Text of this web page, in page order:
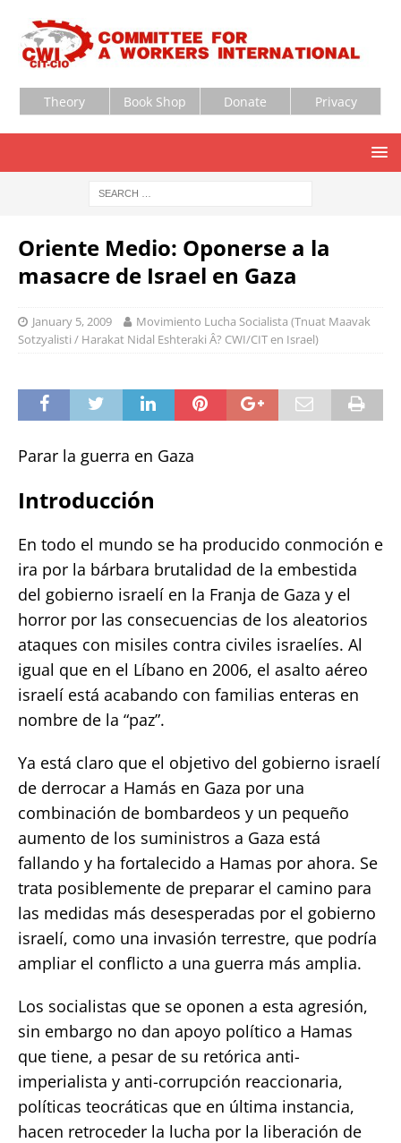
Theory Book Shop Donate Privacy
Oriente Medio: Oponerse a la
masacre de Israel en Gaza
January 5, 2009
Movimiento Lucha Socialista (Tnuat Maavak
Sotzyalisti / Harakat Nidal Eshteraki Â? CWI/CIT en Israel)
Parar la guerra en Gaza
Introducción
En todo el mundo se ha producido conmoción e
ira por la bárbara brutalidad de la embestida
del gobierno israelí en la Franja de Gaza y el
horror por las consecuencias de los aleatorios
ataques con misiles contra civiles israelíes. Al
igual que en el Líbano en 2006, el asalto aéreo
israelí está acabando con familias enteras en
nombre de la “paz”.
Ya está claro que el objetivo del gobierno israelí
de derrocar a Hamás en Gaza por una
combinación de bombardeos y un pequeño
aumento de los suministros a Gaza está
fallando y ha fortalecido a Hamas por ahora. Se
trata posiblemente de preparar el camino para
las medidas más desesperadas por el gobierno
israelí, como una invasión terrestre, que podría
ampliar el conflicto a una guerra más amplia.
Los socialistas que se oponen a esta agresión,
sin embargo no dan apoyo político a Hamas
que tiene, a pesar de su retórica anti-
imperialista y anti-corrupción reaccionaria,
políticas teocráticas que en última instancia,
hacen retroceder la lucha por la liberación de